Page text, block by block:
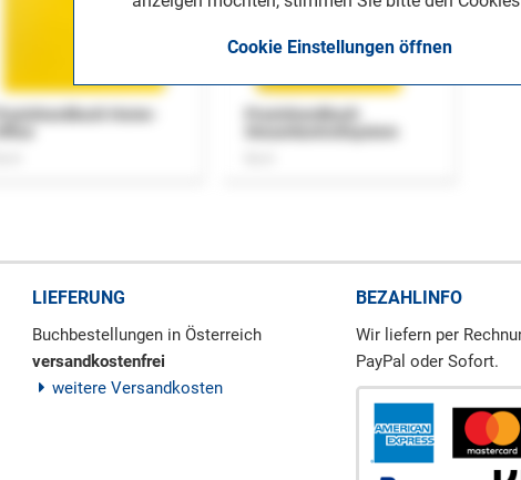
Cookie Einstellungen öffnen
Praxishandbuch Home-
Praxishandbuch
LIEFERUNG
Buchbestellungen in Österreich
versandkostenfrei
weitere Versandkosten
BEZAHLINFO
Wir liefern per
PayPal oder Sofort.